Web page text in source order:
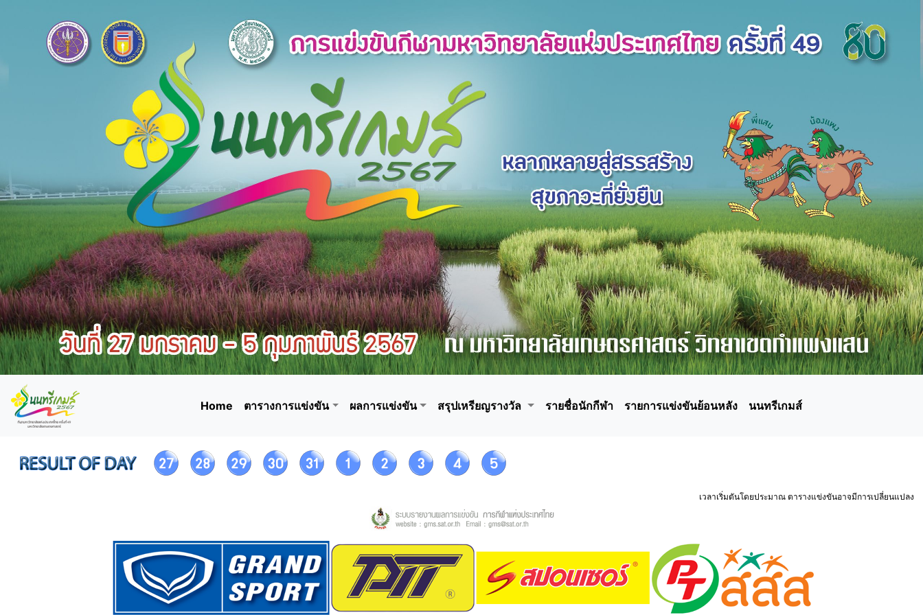
Home ตารางการแข่งขัน ผลการแข่งขัน สรุปเหรียญรางวัล รายชื่อนักกีฬา รายการแข่งขันย้อนหลัง นนทรีเกมส์
เวลาเริ่มตันโดยประมาณ ตารางแข่งขันอาจมีการเปลี่ยนแปลง